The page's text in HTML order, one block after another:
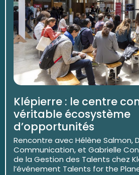
Klépierre : le centre
véritable écosystème
d’opportunités
Rencontre avec Hélène Salmon,
Communication, et Gabrielle
de la Gestion des Talents chez
l’événement Talents for the